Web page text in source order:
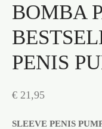
BOMBA
PENIS
€ 21,95
SLEEVE PENIS